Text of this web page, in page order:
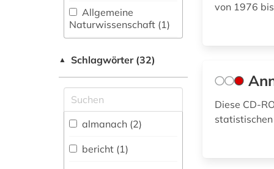
Allgemeine
Naturwissenschaft (1)
fachübergreifende
Allgemeine und
vergleichende Sprach-
und
Literaturwissenschaft.
Indogermanistik.
Außereuropäische
▲ Schlagwörter (32)
almanach (2)
bericht (1)
von 1976
Diese CD-